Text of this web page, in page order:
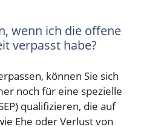
wenn ich die offene
verpasst habe?
können Sie sich
noch für eine spezielle
qualifizieren, die auf
Ehe oder Verlust von